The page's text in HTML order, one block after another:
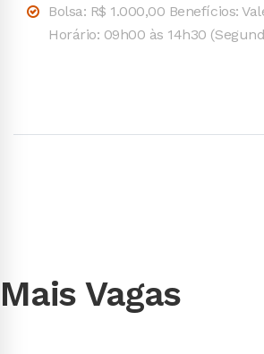
Bolsa: R$ 1.000,00 Benefícios:
Horário: 09h00 às 14h30
Mais Vagas